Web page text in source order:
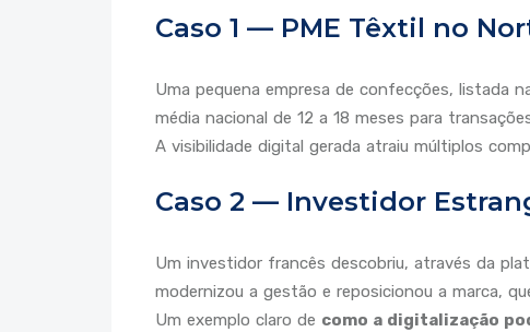
Caso 1 — PME Têxtil no
Uma pequena empresa de confecções, listada
média nacional de 12 a 18 meses para
A visibilidade digital gerada atraiu múltiplos
Caso 2 — Investidor
Um investidor francês descobriu, através da
modernizou a gestão e reposicionou a marca,
Um exemplo claro de como a digitalização